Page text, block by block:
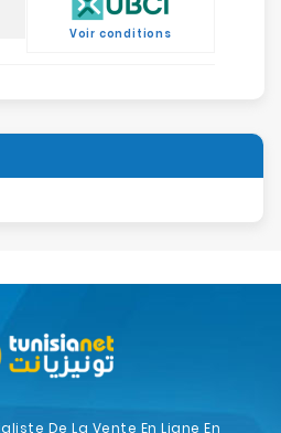
Voir conditions
De La Vente En Ligne En